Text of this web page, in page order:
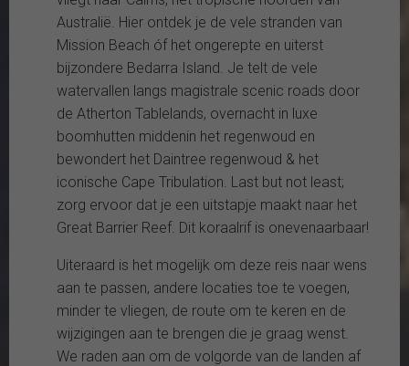
Australië. Hier ontdek je de vele stranden van
Mission Beach óf het ongerepte en uiterst
bijzondere Bedarra Island. Je telt de vele
watervallen langs magistrale scenic roads door
de Atherton Tablelands, overnacht in luxe
boomhutten middenin het regenwoud en
bewondert het Daintree regenwoud & het
iconische Cape Tribulation. Last but not least;
zorg ervoor dat je een uitstapje maakt naar het
Great Barrier Reef. Dit koraalrif is onevenaarbaar!
Uiteraard is het mogelijk om deze reis naar wens
aan te passen, andere locaties toe te voegen,
minder te vliegen, de route om te keren en de
wijzigingen aan te brengen die je graag wenst.
We raden aan om de volgorde van de landen af